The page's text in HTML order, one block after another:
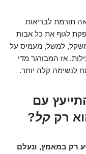
תורמת לבריאות
לגוף את כל אבות
משקל, למשל, מעמיס על
אז המבורגר מדי
לנשימה קלה יותר.
עם
רק קל?
רק במאמץ, ונעלם